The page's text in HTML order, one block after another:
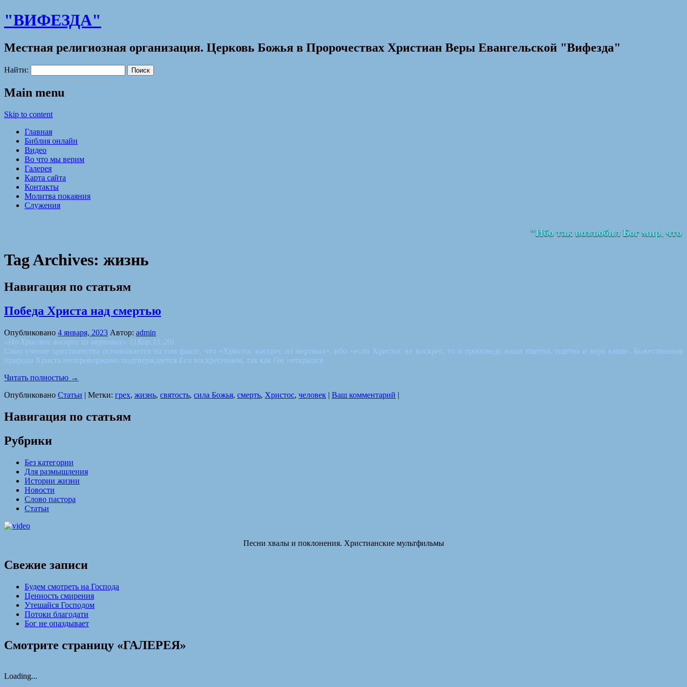
"ВИФЕЗДА"
Местная религиозная организация. Церковь Божья в Пророчествах Христиан Веры Евангельской "Вифезда"
Найти:
Main menu
Skip to content
Главная
Библия онлайн
Видео
Во что мы верим
Галерея
Карта сайта
Контакты
Молитва покаяния
Служения
"Ибо так возлюбил Бог мир, что
Tag Archives: жизнь
Навигация по статьям
Победа Христа над смертью
Опубликовано 4 января, 2023 Автор: admin
«Но Христос воскрес из мертвых» (1Кор.15:20)
Само учение христианства основывается на том факте, что «Христос воскрес из мертвых», ибо «если Христос не воскрес, то и проповедь наша тщетна, тщетна и вера ваша». Божественная
природа Христа неопровержимо подтверждается Его воскресением, так как Он «открылся
Читать полностью →
Опубликовано Статьи | Метки: грех, жизнь, святость, сила Божья, смерть, Христос, человек | Ваш комментарий |
Навигация по статьям
Рубрики
Без категории
Для размышления
Истории жизни
Новости
Слово пастора
Статьи
Песни хвалы и поклонения. Христианские мультфильмы
Свежие записи
Будем смотреть на Господа
Ценность смирения
Утешайся Господом
Потоки благодати
Бог не опаздывает
Смотрите страницу «ГАЛЕРЕЯ»
Loading...